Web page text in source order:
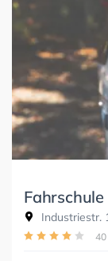
Fahrschule
Industriestr.